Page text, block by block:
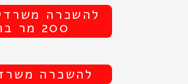
להשכרה
200 מר בתל אביב
להשכרה